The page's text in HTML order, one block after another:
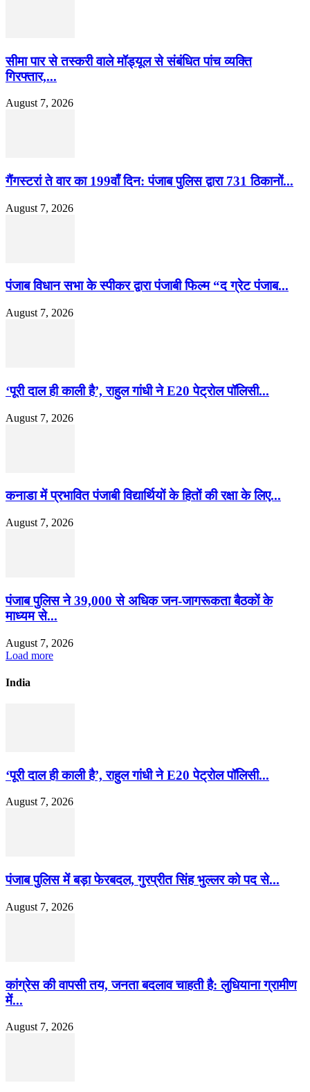
सीमा पार से तस्करी वाले मॉड्यूल से संबंधित पांच व्यक्ति
गिरफ्तार,...
August 7, 2026
गैंगस्टरां ते वार का 199वाँ दिन: पंजाब पुलिस द्वारा 731 ठिकानों...
August 7, 2026
पंजाब विधान सभा के स्पीकर द्वारा पंजाबी फिल्म “द ग्रेट पंजाब...
August 7, 2026
‘पूरी दाल ही काली है’, राहुल गांधी ने E20 पेट्रोल पॉलिसी...
August 7, 2026
कनाडा में प्रभावित पंजाबी विद्यार्थियों के हितों की रक्षा के लिए...
August 7, 2026
पंजाब पुलिस ने 39,000 से अधिक जन-जागरूकता बैठकों के
माध्यम से...
August 7, 2026
Load more
India
‘पूरी दाल ही काली है’, राहुल गांधी ने E20 पेट्रोल पॉलिसी...
August 7, 2026
पंजाब पुलिस में बड़ा फेरबदल, गुरप्रीत सिंह भुल्लर को पद से...
August 7, 2026
कांग्रेस की वापसी तय, जनता बदलाव चाहती है: लुधियाना ग्रामीण
में...
August 7, 2026